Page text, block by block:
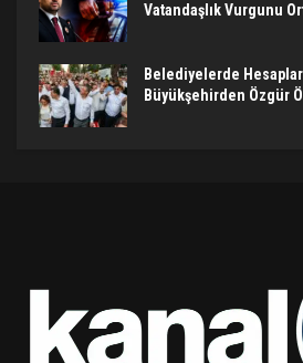
Vatandaşlık Vurgunu
Belediyelerde
Büyükşehirden Özgür